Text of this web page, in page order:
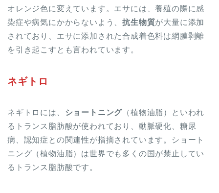
オレンジ色に変えています。エサには、養殖の際に感
染症や病気にかからないよう、抗生物質が大量に添加
されており、エサに添加された合成着色料は網膜剥離
を引き起こすとも言われています。
ネギトロ
ネギトロには、 ショートニング （植物油脂）といわれ
るトランス脂肪酸が使われており、動脈硬化、糖尿
病、認知症との関連性が指摘されています。ショート
ニング（植物油脂）は世界でも多くの国が禁止してい
るトランス脂肪酸です。